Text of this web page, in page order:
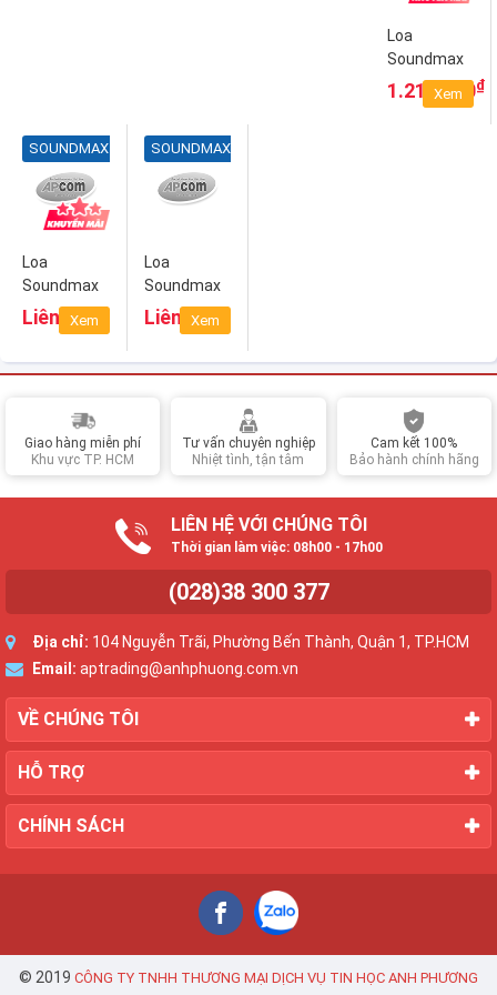
Loa
Soundmax
A4000 - Âm
thanh cực
1.210.000₫
Xem
SOUNDMAX
Loa
Soundmax
A8910 -
Mang cả
nhà
Liên hệ
Xem
SOUNDMAX
Loa
Soundmax
B60 - Chìm
đắm trong
giải trí như
Liên hệ
Xem
Giao hàng miễn phí
Khu vực TP. HCM
Tư vấn chuyên nghiệp
Nhiệt tình, tận tâm
Cam kết 100%
Bảo hành chính hãng
LIÊN HỆ VỚI CHÚNG TÔI
Thời gian làm việc: 08h00 - 17h00
(028)38 300 377
Địa chỉ: 104 Nguyễn Trãi, Phường Bến Thành, Quận 1, TP.HCM
Email: aptrading@anhphuong.com.vn
VỀ CHÚNG TÔI
HỖ TRỢ
CHÍNH SÁCH
© 2019 CÔNG TY TNHH THƯƠNG MẠI DỊCH VỤ TIN HỌC ANH PHƯƠNG